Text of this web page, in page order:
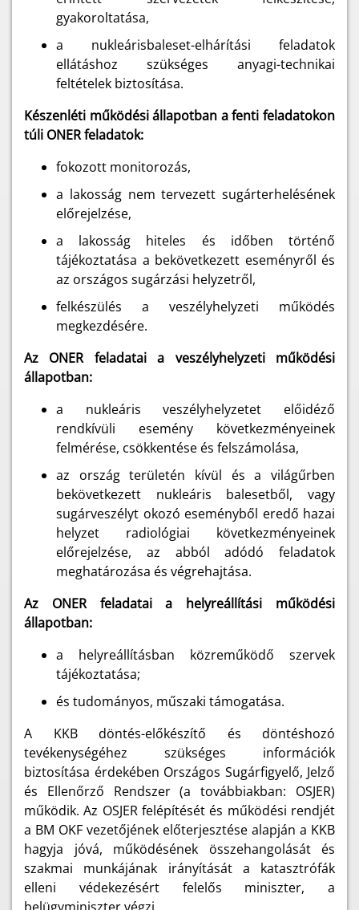
gyakoroltatása,
a nukleárisbaleset-elhárítási feladatok
ellátáshoz szükséges anyagi-technikai
feltételek biztosítása.
Készenléti működési állapotban a fenti feladatokon
túli ONER feladatok:
fokozott monitorozás,
a lakosság nem tervezett sugárterhelésének
előrejelzése,
a lakosság hiteles és időben történő
tájékoztatása a bekövetkezett eseményről és
az országos sugárzási helyzetről,
felkészülés a veszélyhelyzeti működés
megkezdésére.
Az ONER feladatai a veszélyhelyzeti működési
állapotban:
a nukleáris veszélyhelyzetet előidéző
rendkívüli esemény következményeinek
felmérése, csökkentése és felszámolása,
az ország területén kívül és a világűrben
bekövetkezett nukleáris balesetből, vagy
sugárveszélyt okozó eseményből eredő hazai
helyzet radiológiai következményeinek
előrejelzése, az abból adódó feladatok
meghatározása és végrehajtása.
Az ONER feladatai a helyreállítási működési
állapotban:
a helyreállításban közreműködő szervek
tájékoztatása;
és tudományos, műszaki támogatása.
A KKB döntés-előkészítő és döntéshozó
tevékenységéhez szükséges információk
biztosítása érdekében Országos Sugárfigyelő, Jelző
és Ellenőrző Rendszer (a továbbiakban: OSJER)
működik. Az OSJER felépítését és működési rendjét
a BM OKF vezetőjének előterjesztése alapján a KKB
hagyja jóvá, működésének összehangolását és
szakmai munkájának irányítását a katasztrófák
elleni védekezésért felelős miniszter, a